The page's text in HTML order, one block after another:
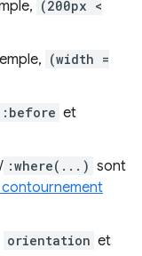
(200px <
(width =
et
/ :where(...) sont
orientation et